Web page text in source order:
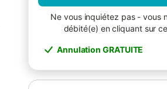
Ne vous inquiétez pas - vous
débité(e) en cliquant sur
Annulation GRATUITE